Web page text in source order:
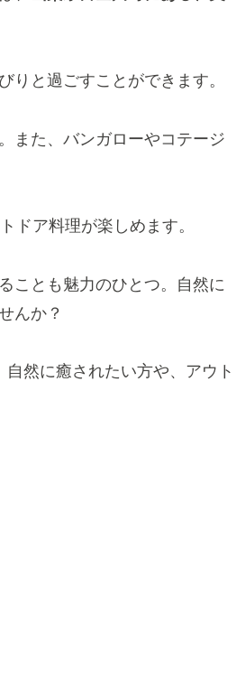
りと過ごすことができます。
また、バンガローやコテージ
ドア料理が楽しめます。
ことも魅力のひとつ。自然に
んか？
然に癒されたい方や、アウト